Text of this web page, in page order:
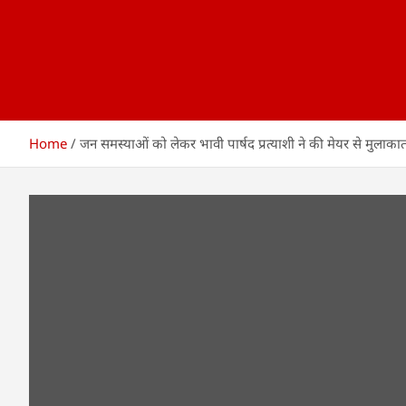
Home जन समस्याओं को लेकर भावी पार्षद प्रत्याशी ने की मेयर से